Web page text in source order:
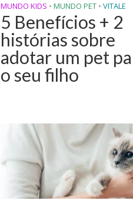
MUNDO KIDS • MUNDO PET • VITALE
5 Benefícios + 2
histórias sobre
adotar um pet
o seu filho